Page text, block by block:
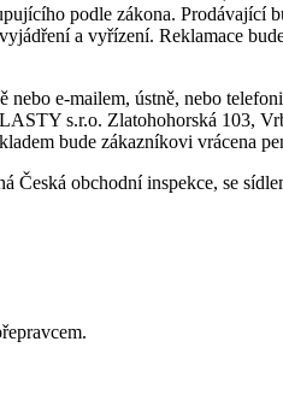
podle zákona. Prodávající
a vyřízení. Reklamace
e-mailem, ústně, nebo
s.r.o. Zlatohohorská 103,
bude zákazníkovi vrácena
Česká obchodní inspekce, se